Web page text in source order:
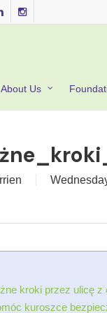
instagram
About Us
kroki przez ulicę z
kuroszce